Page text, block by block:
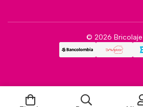
© 2026 Bricolaje